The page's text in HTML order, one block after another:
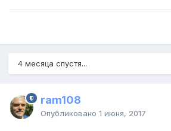
4 месяца спустя...
ram108
Опубликовано 1 июня, 2017